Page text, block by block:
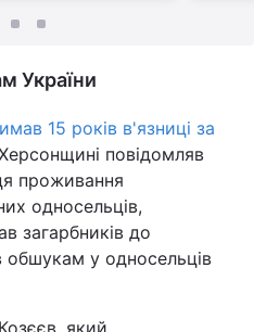
України
15 років в'язниці за
повідомляв
проживання
односельців,
загарбників до
обшукам у односельців
який